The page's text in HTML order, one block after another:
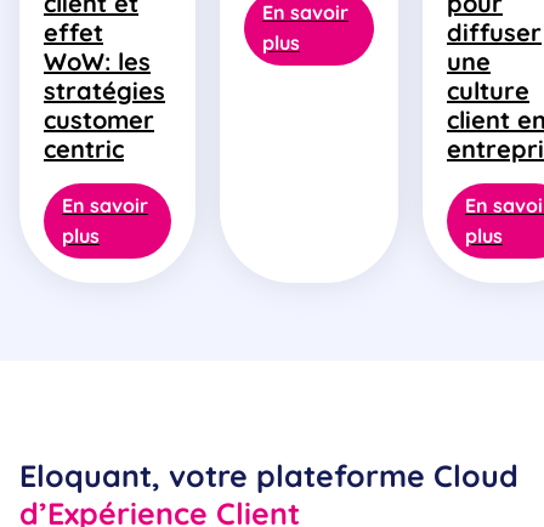
effet
WoW: les
stratégies
customer
centric
En savoir
plus
En savoir
plus
diffuser
une
culture
client
En
plus
Eloquant, votre plateforme Cloud
d’Expérience Client